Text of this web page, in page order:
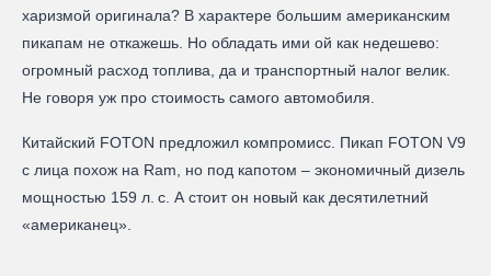
харизмой оригинала? В характере большим американским
пикапам не откажешь. Но обладать ими ой как недешево:
огромный расход топлива, да и транспортный налог велик.
Не говоря уж про стоимость самого автомобиля.
Китайский FOTON предложил компромисс. Пикап FOTON V9
с лица похож на Ram, но под капотом – экономичный дизель
мощностью 159 л. с. А стоит он новый как десятилетний
«американец».